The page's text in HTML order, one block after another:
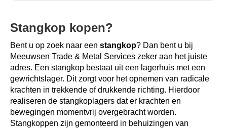
Stangkop kopen?
Bent u op zoek naar een stangkop? Dan bent u bij
Meeuwsen Trade & Metal Services zeker aan het juiste
adres. Een stangkop bestaat uit een lagerhuis met een
gewrichtslager. Dit zorgt voor het opnemen van radicale
krachten in trekkende of drukkende richting. Hierdoor
realiseren de stangkoplagers dat er krachten en
bewegingen momentvrij overgebracht worden.
Stangkoppen zijn gemonteerd in behuizingen van